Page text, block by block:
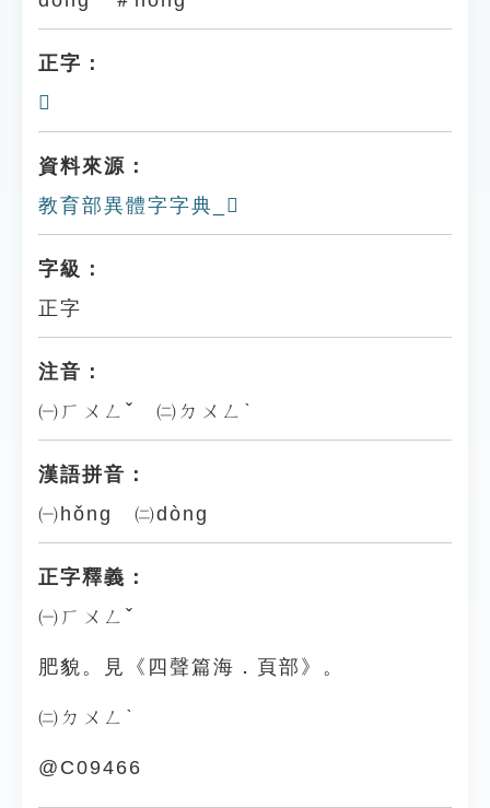
正字：
𥫎
資料來源：
教育部異體字字典_𩕉
字級：
正字
注音：
㈠ㄏㄨㄥˇ ㈡ㄉㄨㄥˋ
漢語拼音：
㈠hǒng ㈡dòng
正字釋義：
㈠ㄏㄨㄥˇ
肥貌。見《四聲篇海．頁部》。
㈡ㄉㄨㄥˋ
@C09466